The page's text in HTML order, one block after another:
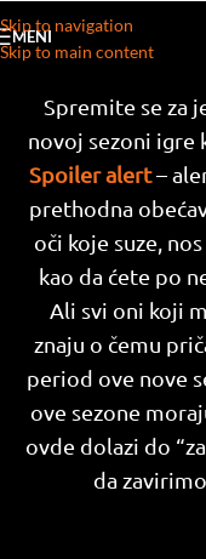
Skip to navigation
Skip to main content
MENI
Spremite se za
novoj sezoni igre
Spoiler alert–
prethodna
oči koje suze,
kao da ćete po
Ali svi oni koji
znaju o čemu
period ove nove
ove sezone
ovde dolazi do
da